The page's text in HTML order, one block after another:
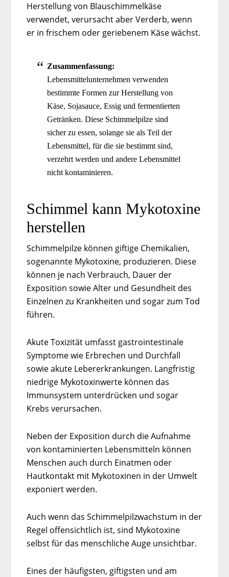
Herstellung von Blauschimmelkäse
verwendet, verursacht aber Verderb, wenn
er in frischem oder geriebenem Käse wächst.
Zusammenfassung:
Lebensmittelunternehmen verwenden
bestimmte Formen zur Herstellung von
Käse, Sojasauce, Essig und fermentierten
Getränken. Diese Schimmelpilze sind
sicher zu essen, solange sie als Teil der
Lebensmittel, für die sie bestimmt sind,
verzehrt werden und andere Lebensmittel
nicht kontaminieren.
Schimmel kann Mykotoxine
herstellen
Schimmelpilze können giftige Chemikalien,
sogenannte Mykotoxine, produzieren. Diese
können je nach Verbrauch, Dauer der
Exposition sowie Alter und Gesundheit des
Einzelnen zu Krankheiten und sogar zum Tod
führen.
Akute Toxizität umfasst gastrointestinale
Symptome wie Erbrechen und Durchfall
sowie akute Lebererkrankungen. Langfristig
niedrige Mykotoxinwerte können das
Immunsystem unterdrücken und sogar
Krebs verursachen.
Neben der Exposition durch die Aufnahme
von kontaminierten Lebensmitteln können
Menschen auch durch Einatmen oder
Hautkontakt mit Mykotoxinen in der Umwelt
exponiert werden.
Auch wenn das Schimmelpilzwachstum in der
Regel offensichtlich ist, sind Mykotoxine
selbst für das menschliche Auge unsichtbar.
Eines der häufigsten, giftigsten und am